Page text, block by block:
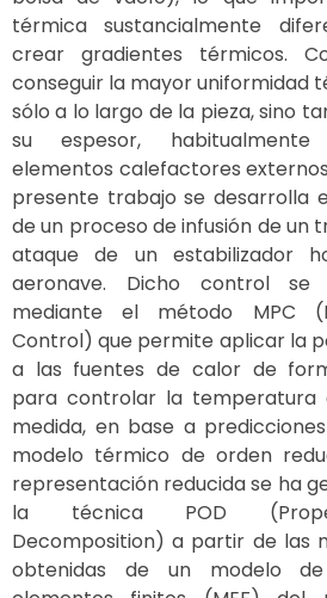
térmica sustancialmente
crear gradientes térmicos.
conseguir la mayor uniformidad
sólo a lo largo de la pieza, sino
su espesor,
elementos calefactores
presente trabajo se desarrolla
de un proceso de infusión de un
ataque de un estabilizador
aeronave. Dicho control se
mediante el método MPC
Control) que permite aplicar la
a las fuentes de calor de
para controlar la temperatura
medida, en base a
modelo térmico de orden
representación reducida se ha
la técnica POD
Decomposition) a partir de las
obtenidas de un modelo